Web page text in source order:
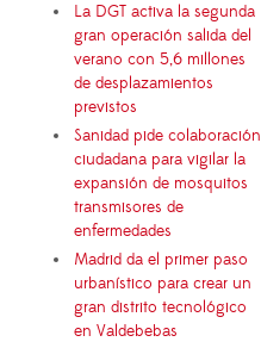
La DGT activa la segunda
gran operación salida del
verano con 5,6 millones
de desplazamientos
previstos
Sanidad pide colaboración
ciudadana para vigilar la
expansión de mosquitos
transmisores de
enfermedades
Madrid da el primer paso
urbanístico para crear un
gran distrito tecnológico
en Valdebebas